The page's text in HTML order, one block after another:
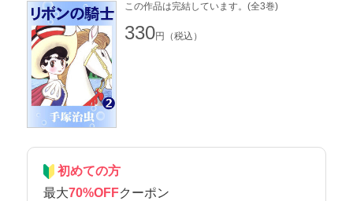
この作品は完結しています。(全3巻)
330円（税込）
初めての方
最大70%OFFクーポン